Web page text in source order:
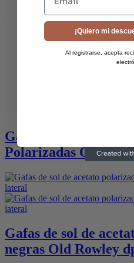
Gafas de Sol Unisex
Polarizadas Old
Gafas de sol de
negras Old Rowley
¡Quiero mi
Al registrarse, acepta